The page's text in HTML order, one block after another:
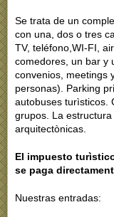
Se trata de un
con una, dos o tres
TV, teléfono,WI-FI,
comedores, un bar y
convenios, meetings
personas). Parking
autobuses turìsticos.
grupos. La
arquitectònicas.
El impuesto
se paga
Nuestras entradas: